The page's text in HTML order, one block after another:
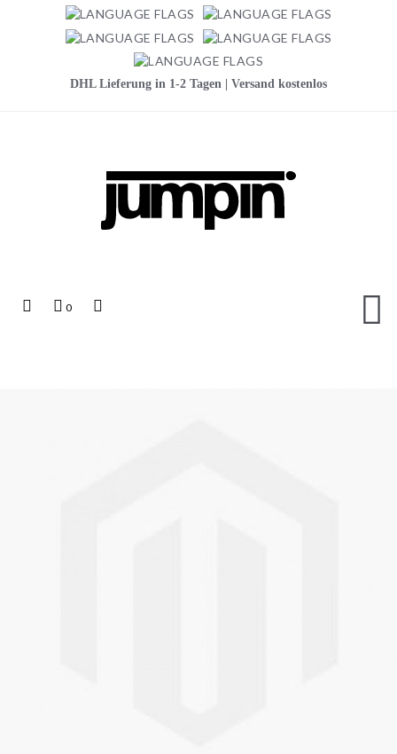
DHL Lieferung in 1-2 Tagen | Versand kostenlos
Mein
0